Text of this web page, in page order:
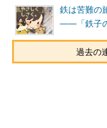
鉄は苦難の
――「鉄子の
過去の